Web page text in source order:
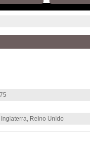
Inglaterra, Reino Unido